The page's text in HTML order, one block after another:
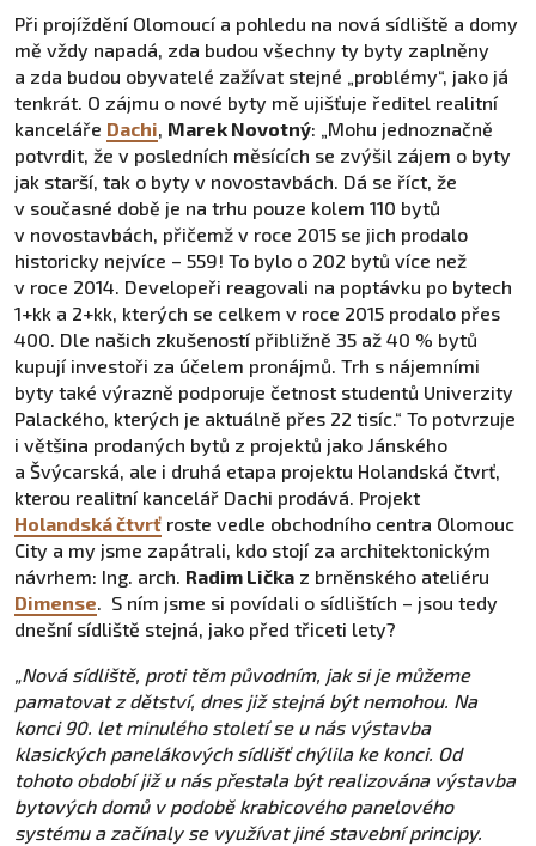
Při projíždění Olomoucí a pohledu na nová sídliště a domy
mě vždy napadá, zda budou všechny ty byty zaplněny
a zda budou obyvatelé zažívat stejné „problémy“, jako já
tenkrát. O zájmu o nové byty mě ujišťuje ředitel realitní
kanceláře Dachi, Marek Novotný: „Mohu jednoznačně
potvrdit, že v posledních měsících se zvýšil zájem o byty
jak starší, tak o byty v novostavbách. Dá se říct, že
v současné době je na trhu pouze kolem 110 bytů
v novostavbách, přičemž v roce 2015 se jich prodalo
historicky nejvíce – 559! To bylo o 202 bytů více než
v roce 2014. Developeři reagovali na poptávku po bytech
1+kk a 2+kk, kterých se celkem v roce 2015 prodalo přes
400. Dle našich zkušeností přibližně 35 až 40 % bytů
kupují investoři za účelem pronájmů. Trh s nájemními
byty také výrazně podporuje četnost studentů Univerzity
Palackého, kterých je aktuálně přes 22 tisíc.“ To potvrzuje
i většina prodaných bytů z projektů jako Jánského
a Švýcarská, ale i druhá etapa projektu Holandská čtvrť,
kterou realitní kancelář Dachi prodává. Projekt
Holandská čtvrť roste vedle obchodního centra Olomouc
City a my jsme zapátrali, kdo stojí za architektonickým
návrhem: Ing. arch. Radim Lička z brněnského ateliéru
Dimense. S ním jsme si povídali o sídlištích – jsou tedy
dnešní sídliště stejná, jako před třiceti lety?
„Nová sídliště, proti těm původním, jak si je můžeme
pamatovat z dětství, dnes již stejná být nemohou. Na
konci 90. let minulého století se u nás výstavba
klasických panelákových sídlišť chýlila ke konci. Od
tohoto období již u nás přestala být realizována výstavba
bytových domů v podobě krabicového panelového
systému a začínaly se využívat jiné stavební principy.